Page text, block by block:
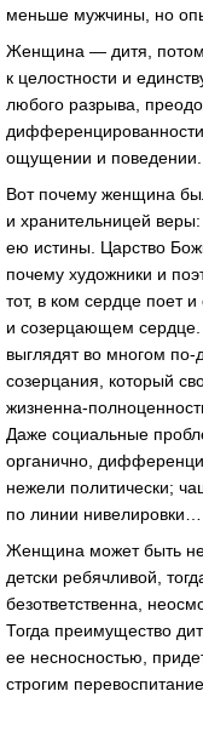
меньше мужчины, но
Женщина — дитя,
к целостности и
любого разрыва,
ощущении и поведении.
Вот почему женщина
и хранительницей
ею истины. Царство
почему художники и
тот, в ком сердце поет
и созерцающем сердце.
выглядят во многом по-
созерцания, который
жизненна-
Даже социальные
органично,
нежели политически;
по линии нивелировки…
Женщина может быть не
детски ребячливой,
безответственна,
Тогда преимущество
ее несносностью,
строгим